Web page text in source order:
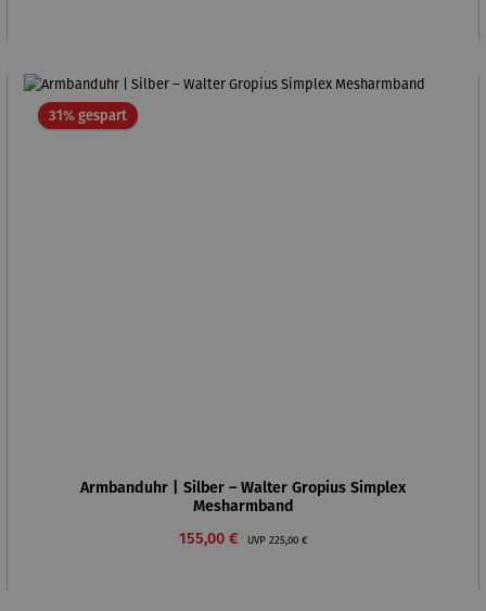
31% gespartRabatt
Armbanduhr | Silber – Walter Gropius Simplex
Mesharmband
Verkaufspreis:
155,00 € UVP Regulärer Preis:
225,00 €